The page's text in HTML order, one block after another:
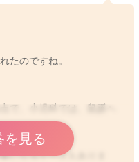
たのですね。
で、小児科では、鼠蹊ヘ
になるケースもありま
を見る